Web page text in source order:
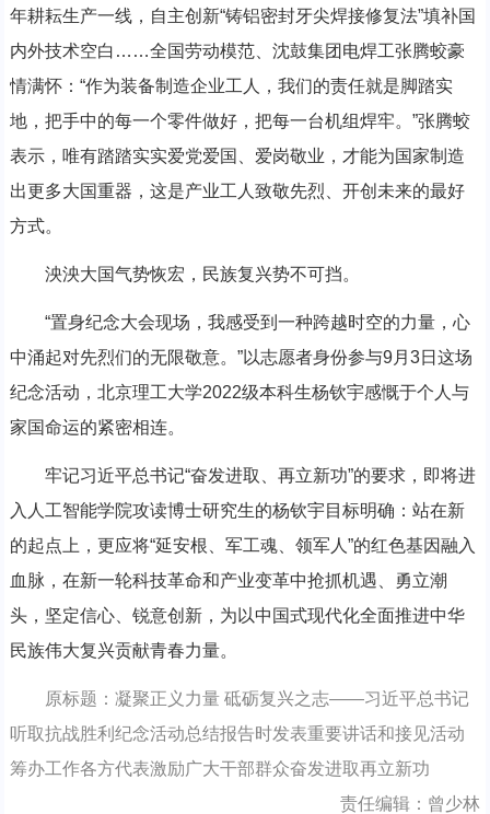
年耕耘生产一线，自主创新“铸铝密封牙尖焊接修复法”填补国
内外技术空白……全国劳动模范、沈鼓集团电焊工张腾蛟豪
情满怀：“作为装备制造企业工人，我们的责任就是脚踏实
地，把手中的每一个零件做好，把每一台机组焊牢。”张腾蛟
表示，唯有踏踏实实爱党爱国、爱岗敬业，才能为国家制造
出更多大国重器，这是产业工人致敬先烈、开创未来的最好
方式。
泱泱大国气势恢宏，民族复兴势不可挡。
“置身纪念大会现场，我感受到一种跨越时空的力量，心
中涌起对先烈们的无限敬意。”以志愿者身份参与9月3日这场
纪念活动，北京理工大学2022级本科生杨钦宇感慨于个人与
家国命运的紧密相连。
牢记习近平总书记“奋发进取、再立新功”的要求，即将进
入人工智能学院攻读博士研究生的杨钦宇目标明确：站在新
的起点上，更应将“延安根、军工魂、领军人”的红色基因融入
血脉，在新一轮科技革命和产业变革中抢抓机遇、勇立潮
头，坚定信心、锐意创新，为以中国式现代化全面推进中华
民族伟大复兴贡献青春力量。
原标题：凝聚正义力量 砥砺复兴之志——习近平总书记
听取抗战胜利纪念活动总结报告时发表重要讲话和接见活动
筹办工作各方代表激励广大干部群众奋发进取再立新功
责任编辑：曾少林